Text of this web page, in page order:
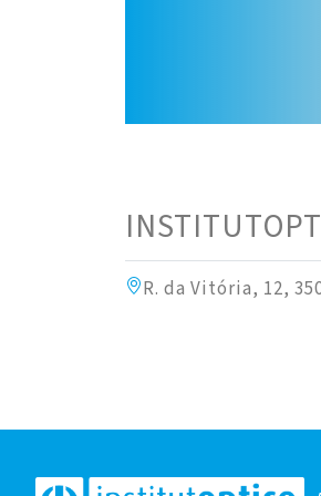
R. da Vitória, 12,